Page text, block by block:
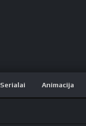
Serialai Animacija